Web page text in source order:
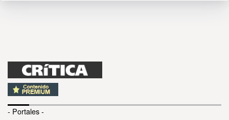
- Portales -